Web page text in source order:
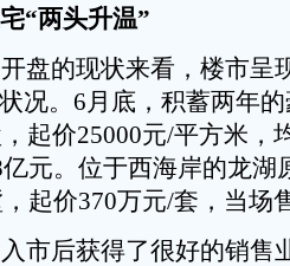
“两头升温”
盘的现状来看，楼市呈
况。6月底，积蓄两年
起价25000元/平方米，
元。位于西海岸的龙湖
起价370万元/套，当场
市后获得了很好的销售